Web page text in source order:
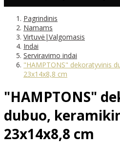
Pagrindinis
Namams
Virtuvė|Valgomasis
Indai
Serviravimo indai
"HAMPTONS" dekoratyvinis
23x14x8,8 cm
"HAMPTONS"
dubuo,
23x14x8,8 cm